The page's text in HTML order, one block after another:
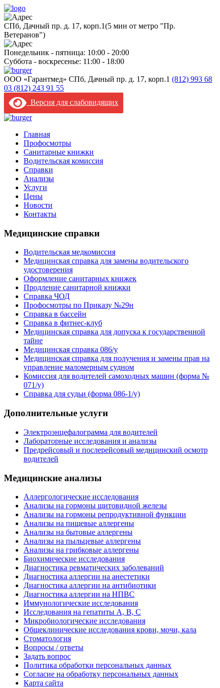
CПб, Дачный пр. д. 17, корп.1(5 мин от метро "Пр.
Ветеранов")
Понедельник - пятница: 10:00 - 20:00
Суббота - воскресенье: 11:00 - 18:00
ООО «Гарантмед» CПб, Дачный пр. д. 17, корп.1 (812) 993 68
03 (812) 243 91 55
Версия для слабовидящих
Главная
Профосмотры
Санитарные книжки
Водительская комиссия
Справки
Анализы
Услуги
Цены
Новости
Контакты
Медицинские справки
Водительская медкомиссия
Медицинская справка для замены водительского
удостоверения
Оформление санитарных книжек
Продление санитарной книжки
Справка ЧОД
Профосмотры по Приказу №29н
Справка в бассейн
Справка в фитнес-клуб
Медицинская справка для допуска к государственной
тайне
Медицинская справка 086/у
Медицинская справка для получения и замены прав на
управление маломерным судном
Комиссия для водителей самоходных машин (форма №
071/у)
Справка для судьи (форма 086-1/у)
Дополнительные услуги
Электроэнцефалограмма для водителей
Лабораторные исследования и анализы
Предрейсовый и послерейсовый медицинский осмотр
водителей
Медицинские анализы
Аллергологические исследования
Анализы на гормоны щитовидной железы
Анализы на гормоны репродуктивной функции
Анализы на пищевые аллергены
Анализы на бытовые аллергены
Анализы на пыльцевые аллергены
Анализы на грибковые аллергены
Биохимические исследования
Диагностика ревматических заболеваний
Диагностика аллергии на анестетики
Диагностика аллергии на антибиотики
Диагностика аллергии на НПВС
Иммунологические исследования
Исследования на гепатиты А, В, С
Микробиологические исследования
Общеклинические исследования крови, мочи, кала
Стоматология
Вопросы / ответы
Задать вопрос
Политика обработки персональных данных
Согласие на обработку персональных данных
Карта сайта